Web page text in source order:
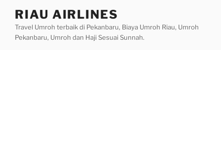
content
RIAU AIRLINES
Travel Umroh terbaik di Pekanbaru, Biaya Umroh Riau, Umroh
Pekanbaru, Umroh dan Haji Sesuai Sunnah.